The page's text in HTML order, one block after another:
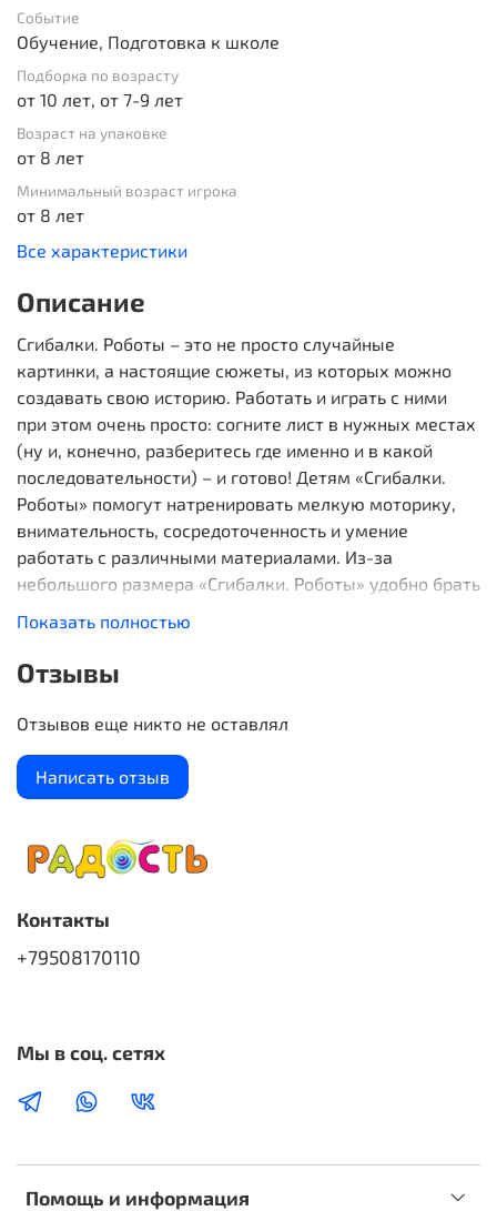
Событие
Обучение, Подготовка к школе
Подборка по возрасту
от 10 лет, от 7-9 лет
Возраст на упаковке
от 8 лет
Минимальный возраст игрока
от 8 лет
Все характеристики
Описание
Сгибалки. Роботы – это не просто случайные
картинки, а настоящие сюжеты, из которых можно
создавать свою историю. Работать и играть с ними
при этом очень просто: согните лист в нужных местах
(ну и, конечно, разберитесь где именно и в какой
последовательности) – и готово! Детям «Сгибалки.
Роботы» помогут натренировать мелкую моторику,
внимательность, сосредоточенность и умение
работать с различными материалами. Из-за
небольшого размера «Сгибалки. Роботы» удобно брать
Показать полностью
Отзывы
Отзывов еще никто не оставлял
Написать отзыв
Помощь и информация
Контакты
+79508170110
Мы в соц. сетях